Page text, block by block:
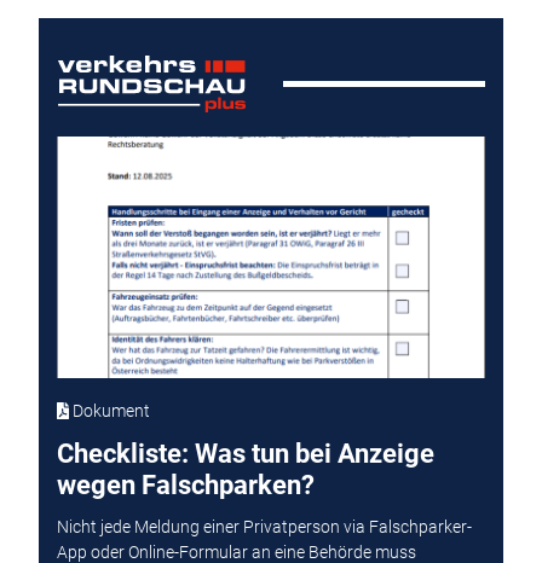
Dokument
Checkliste: Was tun bei Anzeige
wegen Falschparken?
Nicht jede Meldung einer Privatperson via Falschparker-
App oder Online-Formular an eine Behörde muss